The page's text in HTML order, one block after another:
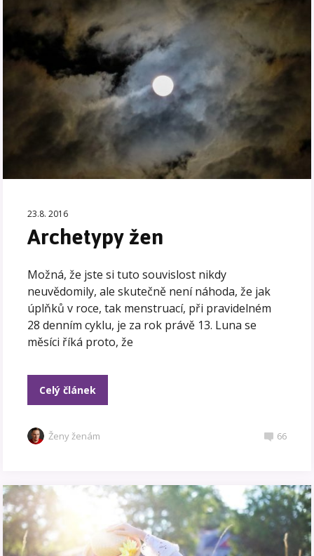
23.8. 2016
Archetypy žen
Možná, že jste si tuto souvislost nikdy
neuvědomily, ale skutečně není náhoda, že jak
úplňků v roce, tak menstruací, při pravidelném
28 denním cyklu, je za rok právě 13. Luna se
měsíci říká proto, že
Celý článek
Ženy ženám 66